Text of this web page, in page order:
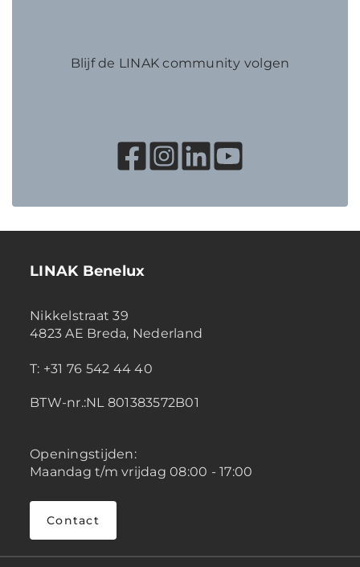
Blijf de LINAK community volgen
LINAK Benelux
Nikkelstraat 39
4823 AE Breda, Nederland
T: +31 76 542 44 40
BTW-nr.:NL 801383572B01
Openingstijden:
Maandag t/m vrijdag 08:00 - 17:00
Contact